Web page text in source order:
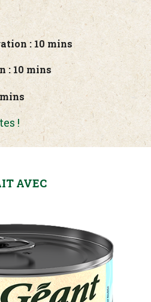
: 10 mins
: 10 mins
!
AVEC